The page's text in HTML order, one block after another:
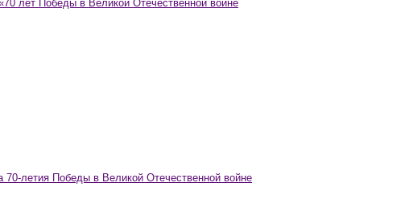
лет Победы в Великой Отечественной войне
70-летия Победы в Великой Отечественной войне